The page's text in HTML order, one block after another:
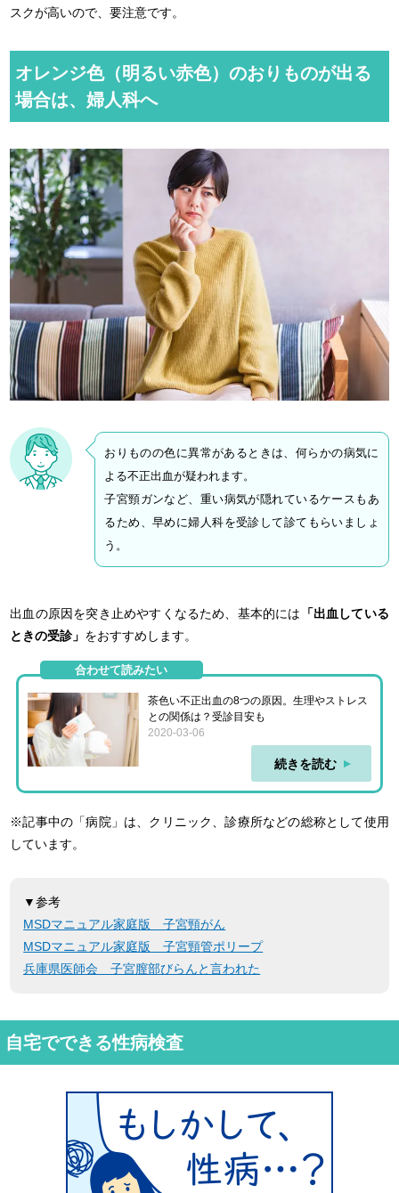
スクが高いので、要注意です。
オレンジ色（明るい赤色）のおりものが出る
場合は、婦人科へ
おりものの色に異常があるときは、何らかの病気に
よる不正出血が疑われます。
子宮頸ガンなど、重い病気が隠れているケースもあ
るため、早めに婦人科を受診して診てもらいましょ
う。
出血の原因を突き止めやすくなるため、基本的には
「出血している
ときの受診」 をおすすめします。
合わせて読みたい
茶色い不正出血の8つの原因。生理やストレス
との関係は？受診目安も
2020-03-06
続きを読む
※記事中の「病院」は、クリニック、診療所などの総称として使用
しています。
▼参考
MSDマニュアル家庭版 子宮頸がん
MSDマニュアル家庭版 子宮頸管ポリープ
兵庫県医師会 子宮膣部びらんと言われた
自宅でできる性病検査